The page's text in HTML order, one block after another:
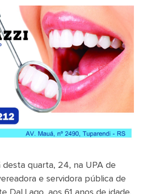
desta quarta, 24, na UPA de
e servidora pública de